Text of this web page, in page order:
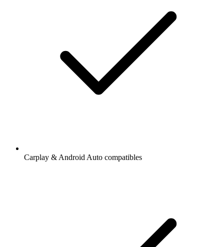
Carplay & Android Auto compatibles